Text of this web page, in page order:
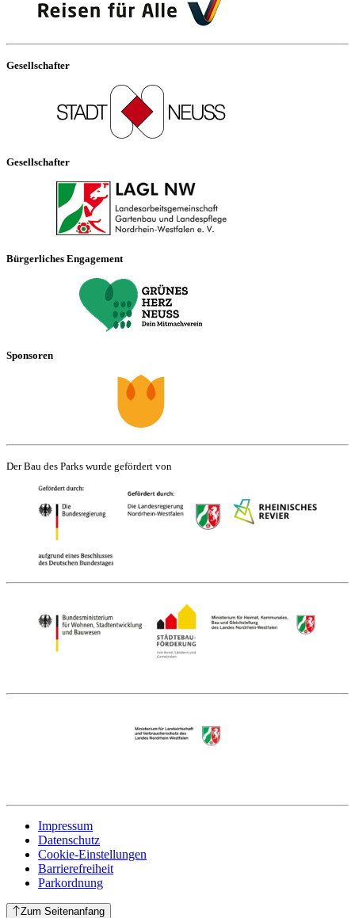
Gesellschafter
Gesellschafter
Bürgerliches Engagement
Sponsoren
Der Bau des Parks wurde gefördert von
Impressum
Datenschutz
Cookie-Einstellungen
Barrierefreiheit
Parkordnung
Zum Seitenanfang